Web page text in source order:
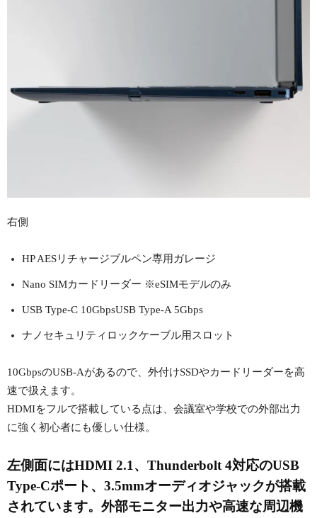
右側
HP AESリチャージブルペン専用ガレージ
Nano SIMカードリーダー ※eSIMモデルのみ
USB Type-C 10GbpsUSB Type-A 5Gbps
ナノセキュリティロックケーブル用スロット
10GbpsのUSB-Aがあるので、外付けSSDやカードリーダーを高
速で扱えます。
HDMIをフルで搭載している点は、会議室や学校での外部出力
に強く初心者にも優しい仕様。
左側面にはHDMI 2.1、Thunderbolt 4対応のUSB
Type-Cポート、3.5mmオーディオジャックが搭載
されています。外部モニター出力や高速な周辺機